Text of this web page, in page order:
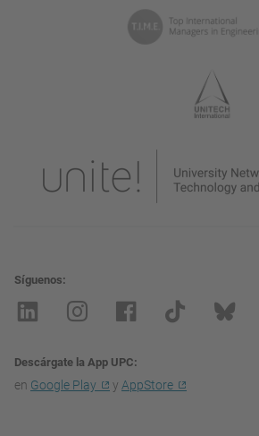
Síguenos
Descárgate la App UPC
en Google Play y AppStore